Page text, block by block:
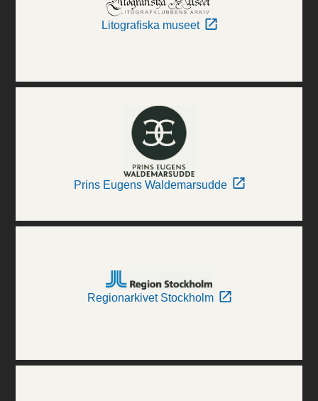
Litografiska museet
Prins Eugens Waldemarsudde
Regionarkivet Stockholm